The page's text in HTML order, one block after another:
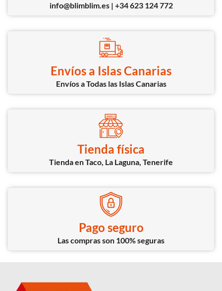
info@blimblim.es | +34 623 124 772
Envíos a Islas Canarias
Envíos a Todas las Islas Canarias
Tienda física
Tienda en Taco, La Laguna, Tenerife
Pago seguro
Las compras son 100% seguras